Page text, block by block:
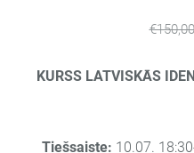
€150,00
KURSS LATVISKĀS
Tiešsaiste: 10.07.